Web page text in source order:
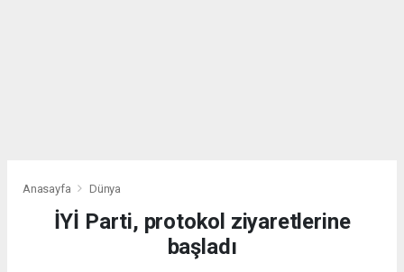
Anasayfa Dünya
İYİ Parti, protokol ziyaretlerine
başladı